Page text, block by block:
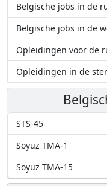
Belgische jobs in de
Belgische jobs in de
Opleidingen voor de
Opleidingen in de
STS-45
Soyuz TMA-1
Soyuz TMA-15